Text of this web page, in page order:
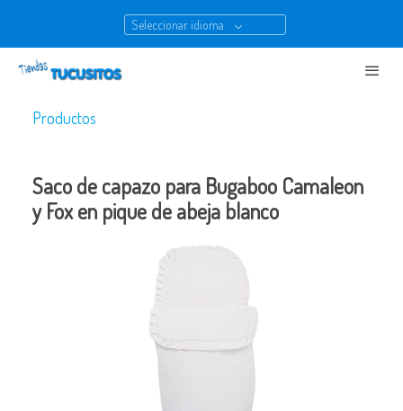
Seleccionar idioma
Productos
Saco de capazo para Bugaboo Camaleon
y Fox en pique de abeja blanco